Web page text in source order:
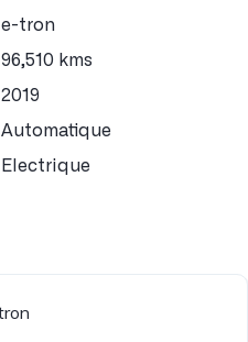
e-tron
96,510 kms
2019
Automatique
Electrique